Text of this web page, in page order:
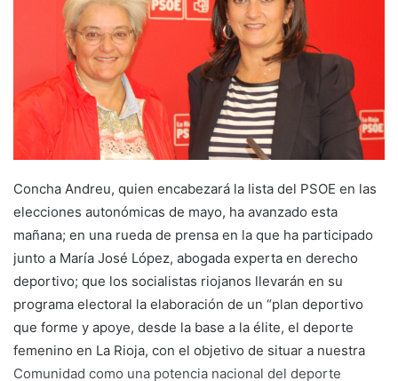
n
e
m
a
l
Concha Andreu, quien encabezará la lista del PSOE en las
elecciones autonómicas de mayo, ha avanzado esta
mañana; en una rueda de prensa en la que ha participado
junto a María José López, abogada experta en derecho
deportivo; que los socialistas riojanos llevarán en su
programa electoral la elaboración de un “plan deportivo
que forme y apoye, desde la base a la élite, el deporte
femenino en La Rioja, con el objetivo de situar a nuestra
Comunidad como una potencia nacional del deporte